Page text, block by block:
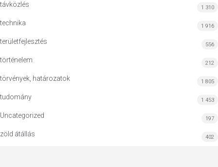
távközlés 1 310
technika 1 916
területfejlesztés 556
történelem 212
törvények, határozatok 1 805
tudomány 1 453
Uncategorized 197
zöld átállás 402